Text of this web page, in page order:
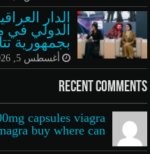
الدار
الدولي في
بجمهورية
أغسطس 5, 2026
Recent Comments
capsules viagra
buy where can...